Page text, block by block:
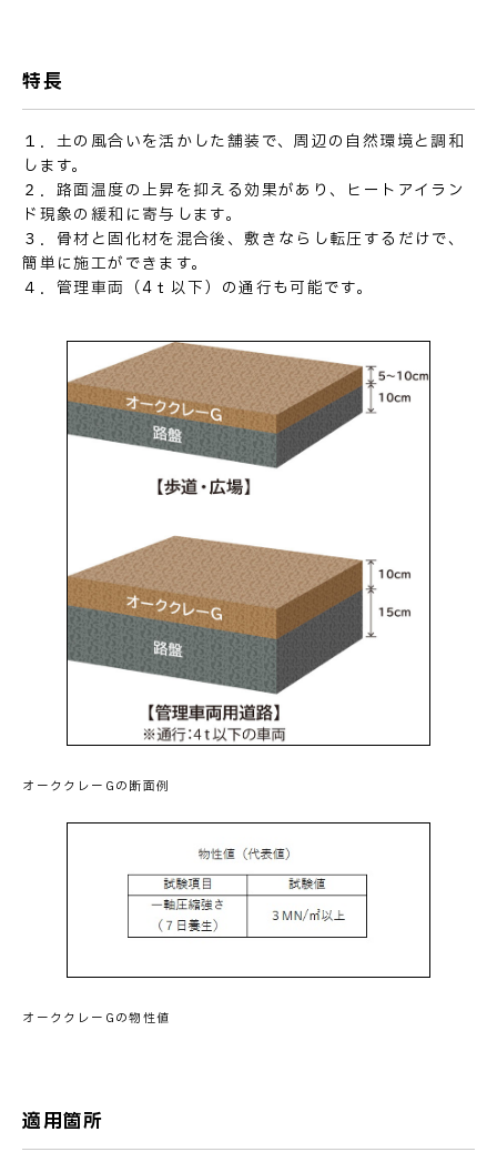
特長
１．土の風合いを活かした舗装で、周辺の自然環境と調和
します。
２．路面温度の上昇を抑える効果があり、ヒートアイラン
ド現象の緩和に寄与します。
３．骨材と固化材を混合後、敷きならし転圧するだけで、
簡単に施工ができます。
４．管理車両（4ｔ以下）の通行も可能です。
オーククレーGの断面例
オーククレーGの物性値
適用箇所